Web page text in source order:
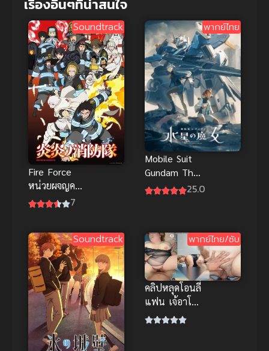
เรื่องอื่นๆที่น่าสนใจ
Soundtrack
Fire Force
หน่วยผจญคน
ไฟลุก ภาค 1
7
พากย์ไทย
Mobile Suit
Gundam The
Witch from25.0
Soundtrack พากย์ไทย/ซับ
คลิปหลุดโอนลี่
แฟน เจ้อาโฮลิ
หุ่นอวบผมทอง